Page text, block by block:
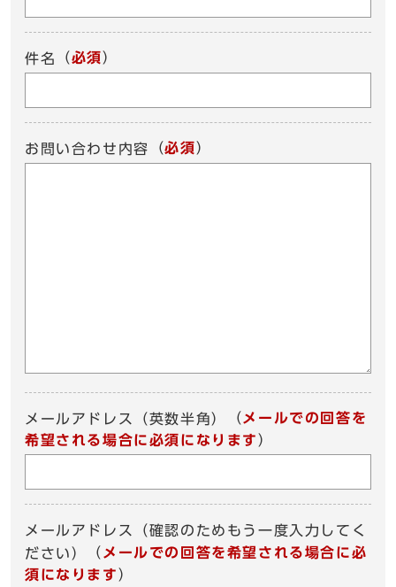
件名 （必須）
お問い合わせ内容 （必須）
メールアドレス（英数半角） （ メールでの回答を
希望される場合に必須になります ）
メールアドレス（確認のためもう一度入力してく
ださい）
（ メールでの回答を希望される場合に必
須になります ）